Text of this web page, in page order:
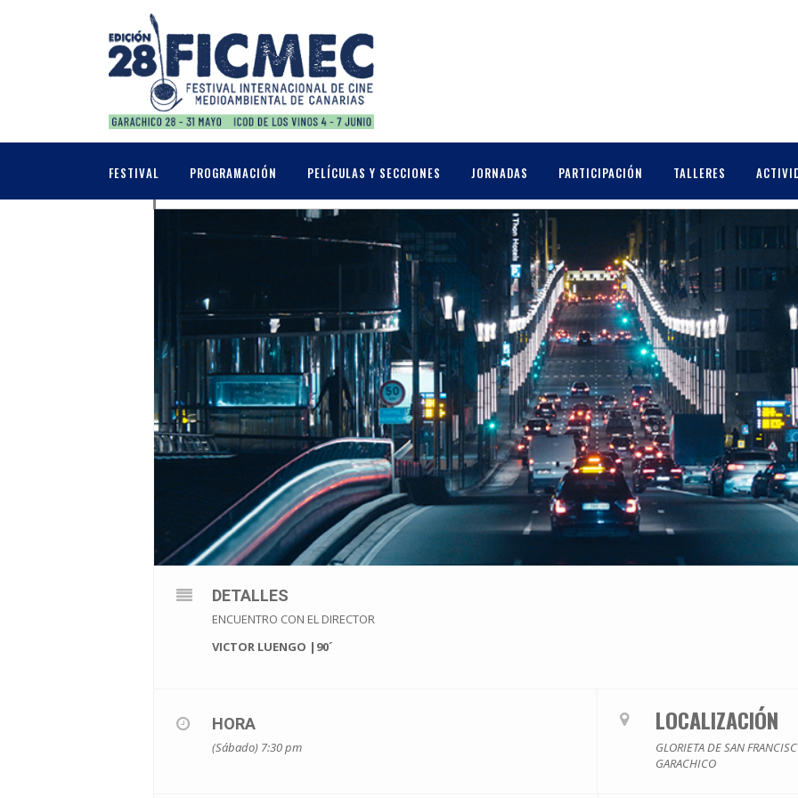
FESTIVAL PROGRAMACIÓN PELÍCULAS Y SECCIONES JORNADAS PARTICIPACIÓN TALLERES
OCTUBRE, 2020
DETALLES
ENCUENTRO CON EL DIRECTOR
VICTOR LUENGO |90´
HORA
(Sábado) 7:30 pm
LOCALIZACIÓN
GLORIETA DE SAN
GARACHICO